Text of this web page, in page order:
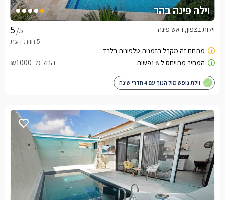
וילה פינה בהר
/5 וילות בצפון, ראש פינה
החל מ- ₪1000
וילת נופש מול הנוף עם 4 חדרי שינה